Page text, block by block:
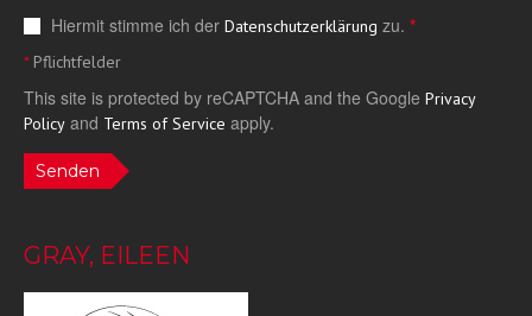
Hiermit stimme ich der Datenschutzerklärung zu. *
*Pflichtfelder
This site is protected by reCAPTCHA and the Google Privacy
Policy and Terms of Service apply.
Senden
GRAY, EILEEN